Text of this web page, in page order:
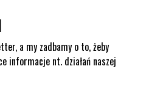
a my zadbamy o to, żeby
informacje nt. działań naszej